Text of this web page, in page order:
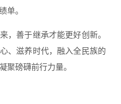
单。
善于继承才能更好创新。
、滋养时代，融入全民族的
聚磅礴前行力量。